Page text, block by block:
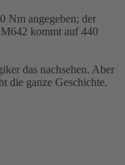
Nm angegeben; der
kommt auf 440
das nachsehen. Aber
die ganze Geschichte.